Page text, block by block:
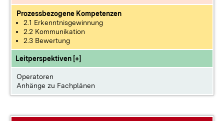
Prozessbezogene Kompetenzen
2.1 Erkenntnisgewinnung
2.2 Kommunikation
2.3 Bewertung
Leitperspektiven [+]
Operatoren
Anhänge zu Fachplänen